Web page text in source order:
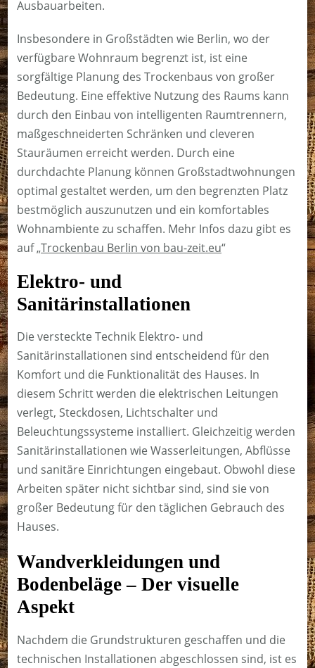
Ausbauarbeiten.
Insbesondere in Großstädten wie Berlin, wo der
verfügbare Wohnraum begrenzt ist, ist eine
sorgfältige Planung des Trockenbaus von großer
Bedeutung. Eine effektive Nutzung des Raums kann
durch den Einbau von intelligenten Raumtrennern,
maßgeschneiderten Schränken und cleveren
Stauräumen erreicht werden. Durch eine
durchdachte Planung können Großstadtwohnungen
optimal gestaltet werden, um den begrenzten Platz
bestmöglich auszunutzen und ein komfortables
Wohnambiente zu schaffen. Mehr Infos dazu gibt es
auf „Trockenbau Berlin von bau-zeit.eu“
Elektro- und
Sanitärinstallationen
Die versteckte Technik Elektro- und
Sanitärinstallationen sind entscheidend für den
Komfort und die Funktionalität des Hauses. In
diesem Schritt werden die elektrischen Leitungen
verlegt, Steckdosen, Lichtschalter und
Beleuchtungssysteme installiert. Gleichzeitig werden
Sanitärinstallationen wie Wasserleitungen, Abflüsse
und sanitäre Einrichtungen eingebaut. Obwohl diese
Arbeiten später nicht sichtbar sind, sind sie von
großer Bedeutung für den täglichen Gebrauch des
Hauses.
Wandverkleidungen und
Bodenbeläge – Der visuelle
Aspekt
Nachdem die Grundstrukturen geschaffen und die
technischen Installationen abgeschlossen sind, ist es